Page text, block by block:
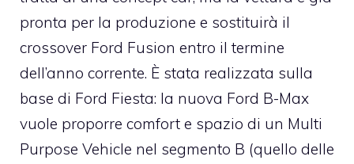
pronta per la produzione e sostituirà il
crossover Ford Fusion entro il termine
dell’anno corrente. È stata realizzata sulla
base di Ford Fiesta: la nuova Ford B-Max
vuole proporre comfort e spazio di un Multi
Purpose Vehicle nel segmento B (quello delle